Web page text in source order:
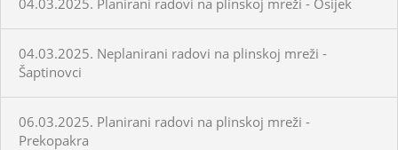
04.03.2025. Neplanirani radovi na plinskoj mreži -
Šaptinovci
06.03.2025. Planirani radovi na plinskoj mreži -
Prekopakra